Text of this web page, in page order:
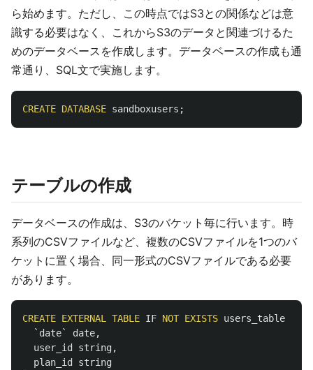
ら始めます。ただし、この時点ではS3との関係などは意
識する必要はなく、これからS3のデータと関連づけるた
めのデータベースを作成します。データベースの作成も通
常通り、SQL文で実施します。
CREATE DATABASE sandboxusers ;
テーブルの作成
データベースの作成は、S3のバケット毎に行います。時
系列のCSVファイルなど、複数のCSVファイルを1つのバ
ケットに置く場合、同一形式のCSVファイルである必要
があります。
CREATE EXTERNAL TABLE IF NOT EXISTS users_table
`date`
date,
user_id
string,
plan_id
string